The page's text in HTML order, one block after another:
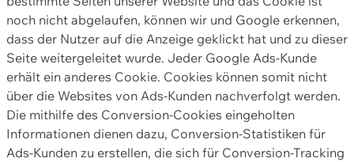
noch nicht abgelaufen, können wir und Google erkennen,
dass der Nutzer auf die Anzeige geklickt hat und zu dieser
Seite weitergeleitet wurde. Jeder Google Ads-Kunde
erhält ein anderes Cookie. Cookies können somit nicht
über die Websites von Ads-Kunden nachverfolgt werden.
Die mithilfe des Conversion-Cookies eingeholten
Informationen dienen dazu, Conversion-Statistiken für
Ads-Kunden zu erstellen, die sich für Conversion-Tracking